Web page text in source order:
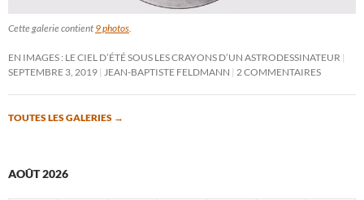
Cette galerie contient 9 photos.
EN IMAGES : LE CIEL D’ÉTÉ SOUS LES CRAYONS D’UN ASTRODESSINATEUR
SEPTEMBRE 3, 2019 JEAN-BAPTISTE FELDMANN 2 COMMENTAIRES
TOUTES LES GALERIES →
AOÛT 2026